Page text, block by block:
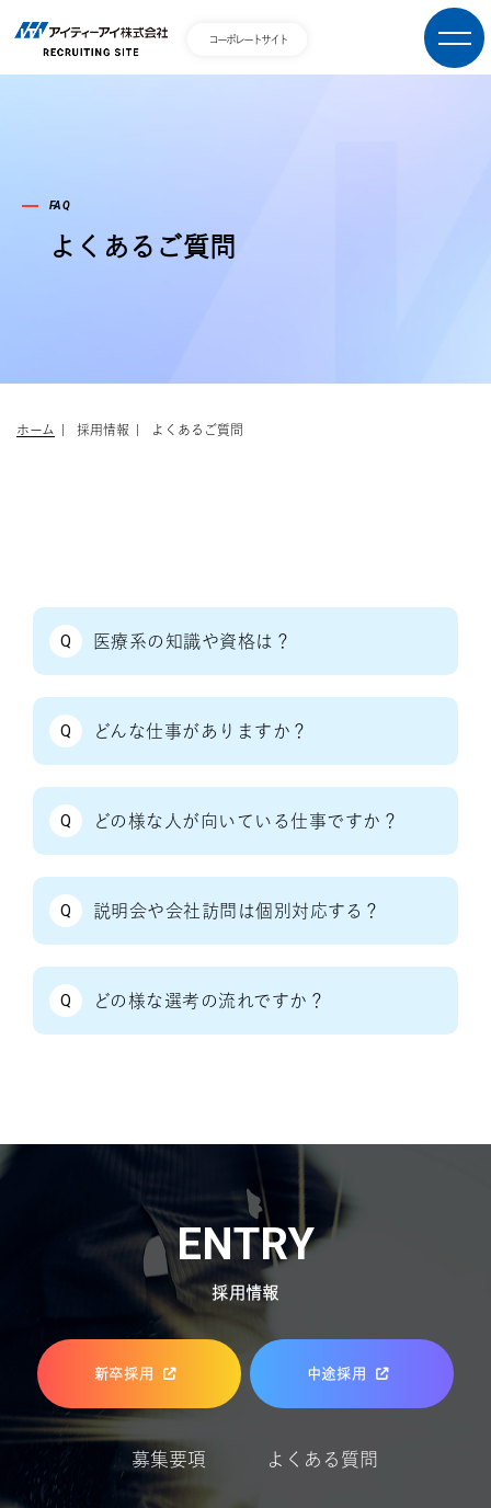
コーポレートサイト
FAQ
よくあるご質問
ホーム 採用情報 よくあるご質問
Q 医療系の知識や資格は？
Q どんな仕事がありますか？
Q どの様な人が向いている仕事ですか？
Q 説明会や会社訪問は個別対応する？
Q どの様な選考の流れですか？
ENTRY
採用情報
新卒採用 中途採用
募集要項 よくある質問